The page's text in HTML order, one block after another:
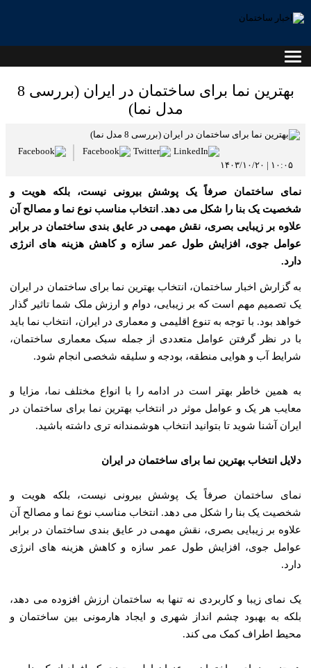
بهترین نما برای ساختمان در ایران (بررسی 8
مدل نما)
۱۰:۰۵ | ۱۴۰۳/۱۰/۲۰
نمای ساختمان صرفاً یک پوشش بیرونی نیست، بلکه هویت و
شخصیت یک بنا را شکل می‌ دهد. انتخاب مناسب نوع نما و مصالح آن
علاوه بر زیبایی بصری، نقش مهمی در عایق‌ بندی ساختمان در برابر
عوامل جوی، افزایش طول عمر سازه و کاهش هزینه ‌های انرژی
دارد.
به گزارش اخبار ساختمان، انتخاب بهترین نما برای ساختمان در ایران
یک تصمیم مهم است که بر زیبایی، دوام و ارزش ملک شما تاثیر گذار
خواهد بود. با توجه به تنوع اقلیمی و معماری در ایران، انتخاب نما باید
با در نظر گرفتن عوامل متعددی از جمله سبک معماری ساختمان،
شرایط آب و هوایی منطقه، بودجه و سلیقه شخصی انجام شود.
به همین خاطر بهتر است در ادامه را با انواع مختلف نما، مزایا و
معایب هر یک و عوامل موثر در انتخاب بهترین نما برای ساختمان در
ایران آشنا شوید تا بتوانید انتخاب هوشمندانه ‌تری داشته باشید.
دلایل انتخاب بهترین نما برای ساختمان در ایران
نمای ساختمان صرفاً یک پوشش بیرونی نیست، بلکه هویت و
شخصیت یک بنا را شکل می‌ دهد. انتخاب مناسب نوع نما و مصالح آن
علاوه بر زیبایی بصری، نقش مهمی در عایق‌ بندی ساختمان در برابر
عوامل جوی، افزایش طول عمر سازه و کاهش هزینه ‌های انرژی
دارد.
یک نمای زیبا و کاربردی نه تنها به ساختمان ارزش افزوده می‌ دهد،
بلکه به بهبود چشم ‌انداز شهری و ایجاد هارمونی بین ساختمان و
محیط اطراف کمک می‌ کند.